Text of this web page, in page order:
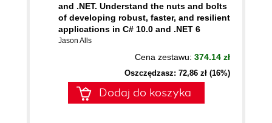
and .NET. Understand the nuts and bolts
of developing robust, faster, and resilient
applications in C# 10.0 and .NET 6
Jason Alls
Cena zestawu: 374.14 zł
Oszczędzasz: 72,86 zł (16%)
Dodaj do koszyka